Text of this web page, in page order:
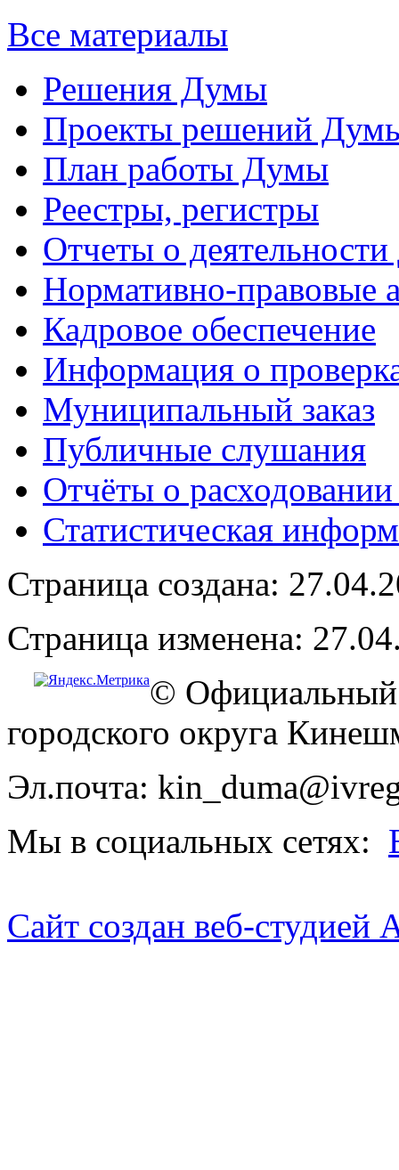
Все материалы
Решения Думы
Проекты решений
План работы Думы
Реестры, регистры
Отчеты о
Нормативно-правовые
Кадровое обеспечение
Информация о
Муниципальный заказ
Публичные слушания
Отчёты о
Статистическая
Страница создана:
Страница изменена:
© Официальный
городского округа
Эл.почта:
Мы в социальных сетях:
Сайт создан веб-студией